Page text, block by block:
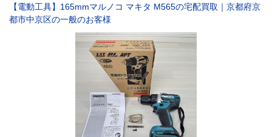
【電動工具】165mmマルノコ マキタ M565の宅配買取｜京都府京
都市中京区の一般のお客様